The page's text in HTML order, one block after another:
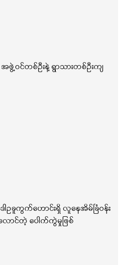
ဖွဲ့ဝင်တစ်ဦးနဲ့ ရွာသားတစ်ဦးကျ
ဥခူကွက်ဟောင်းရှိ လူနေအိမ်ခြံဝန်း
င်တဲ့ ပေါက်ကွဲမှုဖြစ်